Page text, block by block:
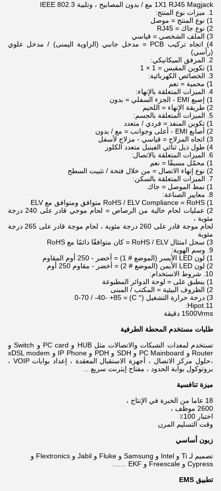
1X1 RJ45 Magjack مع / بدون المصابيح ، وتلبية IEEE 802.3
1. ميزات نوع المنتج:
1) نوع المنتج = موصل
2) نوع جاك = RJ45
3) الملف الشخصي = قياسي
4) اتجاه تركيب PCB = مدخل جانبي (الزاوية اليمنى) / مدخل علوي
(رأسي)
2. المرفق الميكانيكي:
1) تكوين المقبس = 1 × 1
3. الخصائص الكهربائية:
1) محمية = نعم
4. الميزات المتعلقة بالإنهاء:
1) إصبع EMI - الجزء السفلي = بدون
2) طريقة الإنهاء = اللحيم
5. الميزات المتعلقة بالجسم:
1) تكوين المنفذ = فردي / متعدد
2) أصابع EMI - أعلى وجوانب = مع / بدون
3) اتجاه المزلاج = قياسي - مزلاج لأسفل
4) طول ذيل ثنائي الفينيل متعدد الكلور
6. الميزات المتعلقة بالاتصال:
1) محمّل مسبقًا = نعم
2) نوع إنهاء الاتصال = من خلال فتحة / تثبيت السطح
7. الميزات المتعلقة بالسكن:
1) نمط الموصل = جاك
8. معايير الصناعة:
1) RoHS / ELV Compliance = RoHS متوافق ومتوافق مع ELV
2) عمليات لحام خالية من الرصاص = لحام موجي قادر على 240 درجة
مئوية ،
لحام موجة قادر على 260 درجة مئوية ، لحام موجة قادر على 265 درجة
مئوية
3) سجل امتثال RoHS / ELV = كان متوافقًا دائمًا مع RoHS
9. وسم الهوية:
1) لون LED الأيسر (الموضع # 1) = أخضر - 250 أوم المقاوم
2) لون LED الأيمن (الموضع # 2) = أخضر - مقاوم 250 أوم
10. شروط الاستخدام:
1) ينطبق على = لوحة الدوائر المطبوعة
2) الظروف البيئية = المكتب / المبنى
3) درجة حرارة التشغيل (° C) = 0-70 / -40- +85
11.Hipot:
1500Vrms دقيقة
طلبات مستخدم المحطة الطرفية
تستخدم لمعدات الشبكات والاتصالات مثل HUB و PC card و Switch و
Router و PC Mainboard و SDH و PDH و IP Phone و xDSL modem
،
حلول مركز الاتصال ، أجهزة الاستقبال المعقدة ، إعداد بوابات VOIP ،
بروتوكول بوابة الحدود ، مفتاح إيثرنت سريع ...
ميزة تنافسية
18 عاما من الخبرة في الإنتاج ،
2600 موظف ،
اختبار 100٪
وقت التسليم المرن
زبون أساسي
تصميم لـ Ti و Intel و Samsung و Fluke و Jabil و Flextronics و
Cypress و Freescale و EKF .......
تطبيق EMS